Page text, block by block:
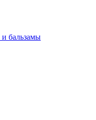
бальзамы